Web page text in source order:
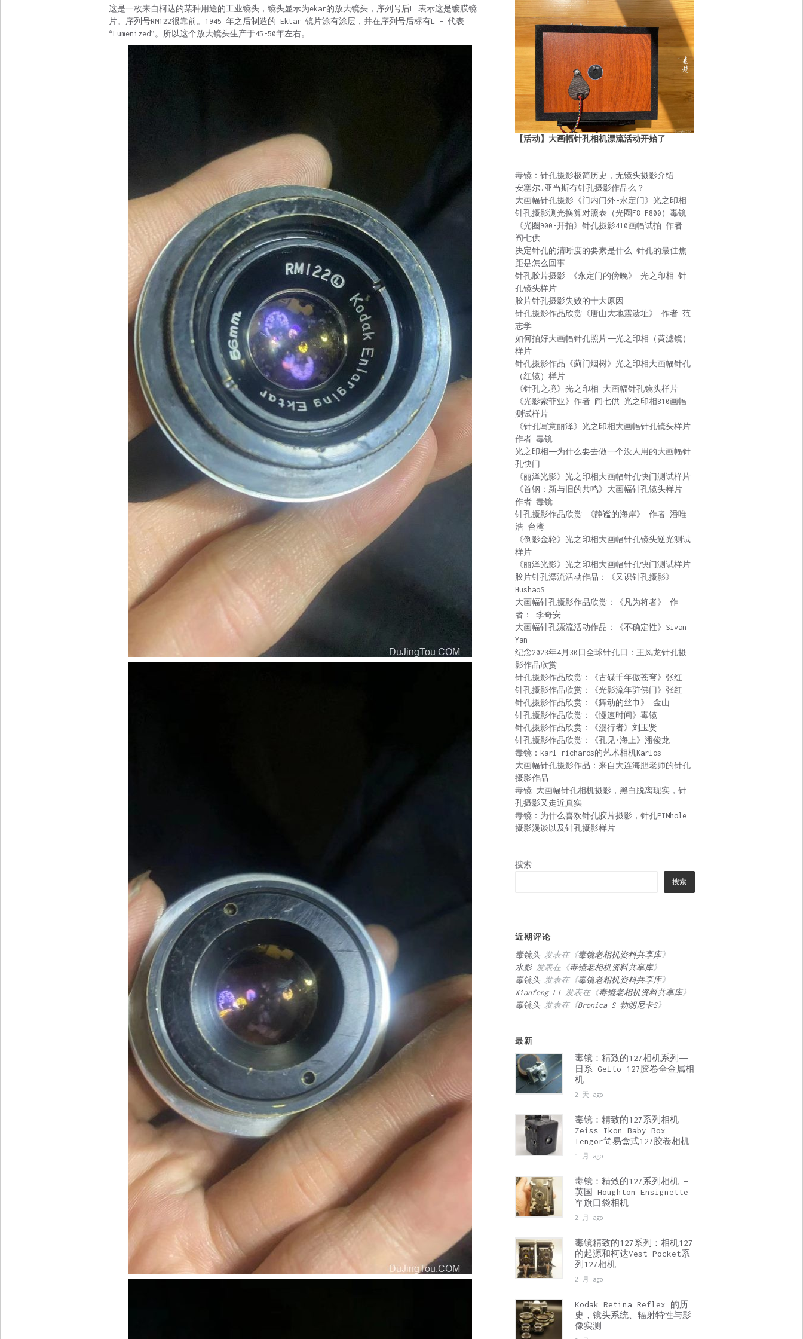
这是一枚来自柯达的某种用途的工业镜头，镜头显示为ekar的放大镜头，序列号后L 表示这是镀膜镜
片。序列号RM122很靠前。1945 年之后制造的 Ektar 镜片涂有涂层，并在序列号后标有L – 代表
“Lumenized”。所以这个放大镜头生产于45-50年左右。
【活动】大画幅针孔相机漂流活动开始了
毒镜：针孔摄影极简历史，无镜头摄影介绍
安塞尔.亚当斯有针孔摄影作品么？
大画幅针孔摄影《门内门外-永定门》光之印相
针孔摄影测光换算对照表（光圈F8-F800）毒镜
《光圈900-开拍》针孔摄影410画幅试拍 作者
阎七供
决定针孔的清晰度的要素是什么 针孔的最佳焦
距是怎么回事
针孔胶片摄影 《永定门的傍晚》 光之印相 针
孔镜头样片
胶片针孔摄影失败的十大原因
针孔摄影作品欣赏《唐山大地震遗址》 作者 范
志学
如何拍好大画幅针孔照片——光之印相（黄滤镜）
样片
针孔摄影作品《蓟门烟树》光之印相大画幅针孔
（红镜）样片
《针孔之境》光之印相 大画幅针孔镜头样片
《光影索菲亚》作者 阎七供 光之印相810画幅
测试样片
《针孔写意丽泽》光之印相大画幅针孔镜头样片
作者 毒镜
光之印相——为什么要去做一个没人用的大画幅针
孔快门
《丽泽光影》光之印相大画幅针孔快门测试样片
《首钢：新与旧的共鸣》大画幅针孔镜头样片
作者 毒镜
针孔摄影作品欣赏 《静谧的海岸》 作者 潘唯
浩 台湾
《倒影金轮》光之印相大画幅针孔镜头逆光测试
样片
《丽泽光影》光之印相大画幅针孔快门测试样片
胶片针孔漂流活动作品：《又识针孔摄影》
HushaoS
大画幅针孔摄影作品欣赏：《凡为将者》 作
者： 李奇安
大画幅针孔漂流活动作品：《不确定性》Sivan
Yan
纪念2023年4月30日全球针孔日：王凤龙针孔摄
影作品欣赏
针孔摄影作品欣赏：《古碟千年傲苍穹》张红
针孔摄影作品欣赏：《光影流年驻佛门》张红
针孔摄影作品欣赏：《舞动的丝巾》 金山
针孔摄影作品欣赏：《慢速时间》毒镜
针孔摄影作品欣赏：《漫行者》刘玉贤
针孔摄影作品欣赏：《孔见·海上》潘俊龙
毒镜：karl richards的艺术相机Karlos
大画幅针孔摄影作品：来自大连海胆老师的针孔
摄影作品
毒镜:大画幅针孔相机摄影，黑白脱离现实，针
孔摄影又走近真实
毒镜：为什么喜欢针孔胶片摄影，针孔PINhole
摄影漫谈以及针孔摄影样片
搜索
搜索
近期评论
毒镜头发表在《毒镜老相机资料共享库》
水影发表在《毒镜老相机资料共享库》
毒镜头发表在《毒镜老相机资料共享库》
Xianfeng Li 发表在《毒镜老相机资料共享库》
毒镜头发表在《Bronica S 勃朗尼卡S》
最新
毒镜：精致的127相机系列——
日系 Gelto 127胶卷全金属相
机
2 天 ago
毒镜：精致的127系列相机——
Zeiss Ikon Baby Box
Tengor简易盒式127胶卷相机
1 月 ago
毒镜：精致的127系列相机 —
英国 Houghton Ensignette
军旗口袋相机
2 月 ago
毒镜精致的127系列：相机127
的起源和柯达Vest Pocket系
列127相机
2 月 ago
Kodak Retina Reflex 的历
史，镜头系统、辐射特性与影
像实测